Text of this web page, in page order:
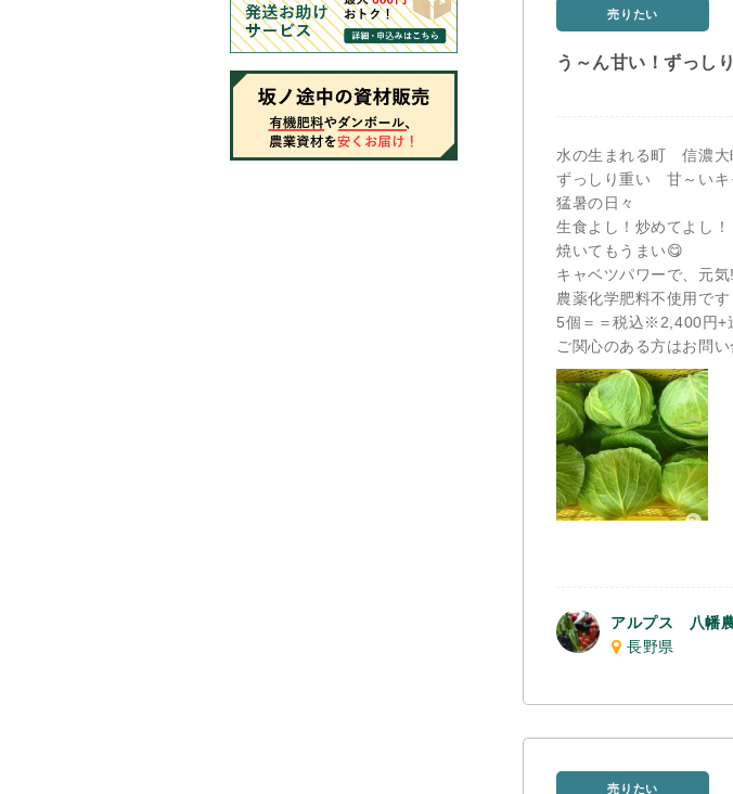
売りたい
う～ん甘い！ずっし
水の生まれる町 信濃大
ずっしり重い 甘～いキ
猛暑の日々
生食よし！炒めてよし！
焼いてもうまい😋
キャベツパワーで、元気
農薬化学肥料不使用です
5個＝＝税込※2,400円+
ご関心のある方はお問
アルプス 八幡
長野県
売りたい